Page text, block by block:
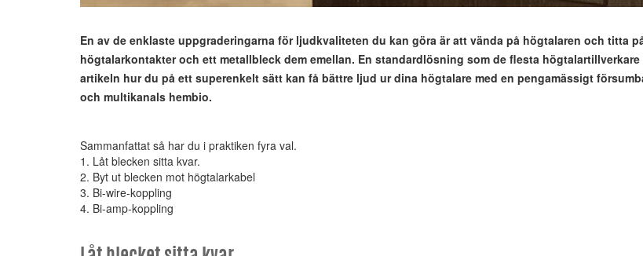
En av de enklaste uppgraderingarna för ljudkvaliteten du kan göra är att vända på högtalaren och titta
högtalarkontakter och ett metallbleck dem emellan. En standardlösning som de flesta
artikeln hur du på ett superenkelt sätt kan få bättre ljud ur dina högtalare med en pengamässigt
och multikanals hembio.
Sammanfattat så har du i praktiken fyra val.
1. Låt blecken sitta kvar.
2. Byt ut blecken mot högtalarkabel
3. Bi-wire-koppling
4. Bi-amp-koppling